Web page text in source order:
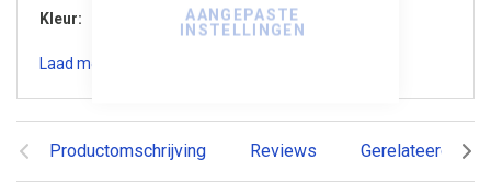
AANGEPASTE
INSTELLINGEN
Productomschrijving Reviews Gerelateerde
Kleur
Licht
Laad meer specificaties